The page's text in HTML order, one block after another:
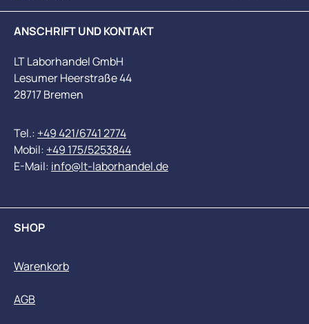
ANSCHRIFT UND KONTAKT
LT Laborhandel GmbH
Lesumer Heerstraße 44
28717 Bremen
Tel.: +49 421/6741 2774
Mobil: +49 175/5253844
E-Mail: info@lt-laborhandel.de
SHOP
Warenkorb
AGB